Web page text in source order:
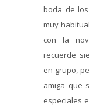
boda de
muy
con la
recuerde
en grupo,
amiga que
especiales